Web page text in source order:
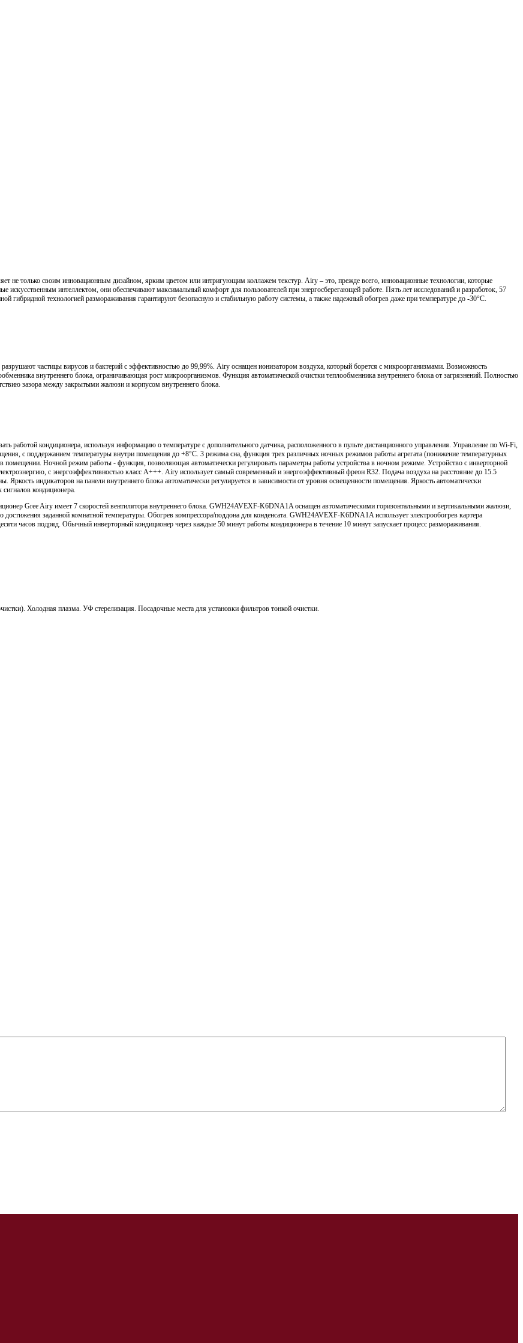
не только своим инновационным дизайном, ярким цветом или интригующим коллажем текстур. Airy – это, прежде всего, инновационные технологии, которые
интеллектом, они обеспечивают максимальный комфорт для пользователей при энергосберегающей работе. Пять лет исследований и разработок, 57
гибридной технологией размораживания гарантируют безопасную и стабильную работу системы, а также надежный обогрев даже при температуре до -30°C.
частицы вирусов и бактерий с эффективностью до 99,99%. Airy оснащен ионизатором воздуха, который борется с микроорганизмами. Возможность
внутреннего блока, ограничивающая рост микроорганизмов. Функция автоматической очистки теплообменника внутреннего блока от загрязнений. Полностью
зазора между закрытыми жалюзи и корпусом внутреннего блока.
работой кондиционера, используя информацию о температуре с дополнительного датчика, расположенного в пульте дистанционного управления. Управление по Wi-Fi,
с поддержанием температуры внутри помещения до +8°C. 3 режима сна, функция трех различных ночных режимов работы агрегата (понижение температурных
Ночной режим работы - функция, позволяющая автоматически регулировать параметры работы устройства в ночном режиме. Устройство с инверторной
с энергоэффективностью класс А+++. Airy использует самый современный и энергоэффективный фреон R32. Подача воздуха на расстояние до 15.5
Яркость индикаторов на панели внутреннего блока автоматически регулируется в зависимости от уровня освещенности помещения. Яркость автоматически
кондиционера.
Gree Airy имеет 7 скоростей вентилятора внутреннего блока. GWH24AVEXF-K6DNA1A оснащен автоматическими горизонтальными и вертикальными жалюзи,
заданной комнатной температуры. Обогрев компрессора/поддона для конденсата. GWH24AVEXF-K6DNA1A использует электрообогрев картера
часов подряд. Обычный инверторный кондиционер через каждые 50 минут работы кондиционера в течение 10 минут запускает процесс размораживания.
Холодная плазма. УФ стерелизация. Посадочные места для установки фильтров тонкой очистки.